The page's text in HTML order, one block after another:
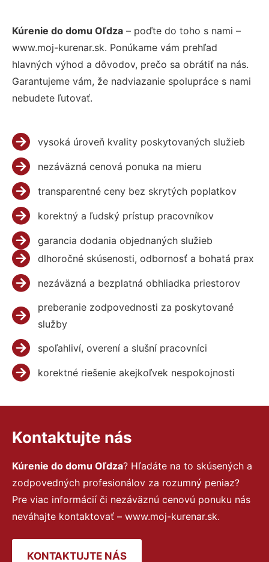
Kúrenie do domu Oľdza – poďte do toho s nami –
www.moj-kurenar.sk. Ponúkame vám prehľad
hlavných výhod a dôvodov, prečo sa obrátiť na nás.
Garantujeme vám, že nadviazanie spolupráce s nami
nebudete ľutovať.
vysoká úroveň kvality poskytovaných služieb
nezáväzná cenová ponuka na mieru
transparentné ceny bez skrytých poplatkov
korektný a ľudský prístup pracovníkov
garancia dodania objednaných služieb
dlhoročné skúsenosti, odbornosť a bohatá prax
nezáväzná a bezplatná obhliadka priestorov
preberanie zodpovednosti za poskytované
služby
spoľahliví, overení a slušní pracovníci
korektné riešenie akejkoľvek nespokojnosti
Kontaktujte nás
Kúrenie do domu Oľdza? Hľadáte na to skúsených a
zodpovedných profesionálov za rozumný peniaz?
Pre viac informácií či nezáväznú cenovú ponuku nás
neváhajte kontaktovať – www.moj-kurenar.sk.
KONTAKTUJTE NÁS